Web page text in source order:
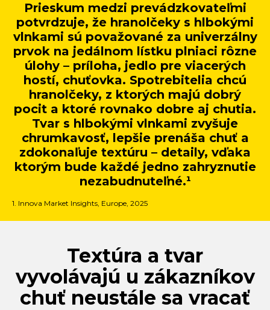
Prieskum medzi prevádzkovateľmi
potvrdzuje, že hranolčeky s hlbokými
vlnkami sú považované za univerzálny
prvok na jedálnom lístku plniaci rôzne
úlohy – príloha, jedlo pre viacerých
hostí, chuťovka. Spotrebitelia chcú
hranolčeky, z ktorých majú dobrý
pocit a ktoré rovnako dobre aj chutia.
Tvar s hlbokými vlnkami zvyšuje
chrumkavosť, lepšie prenáša chuť a
zdokonaľuje textúru – detaily, vďaka
ktorým bude každé jedno zahryznutie
nezabudnuteľné.¹
1. Innova Market Insights, Europe, 2025
Textúra a tvar
vyvolávajú u zákazníkov
chuť neustále sa vracať